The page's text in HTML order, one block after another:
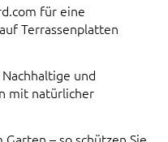
für eine
Terrassenplatten
und
mit natürlicher